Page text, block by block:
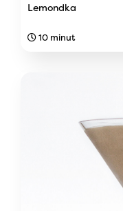
Lemondka
10 minut